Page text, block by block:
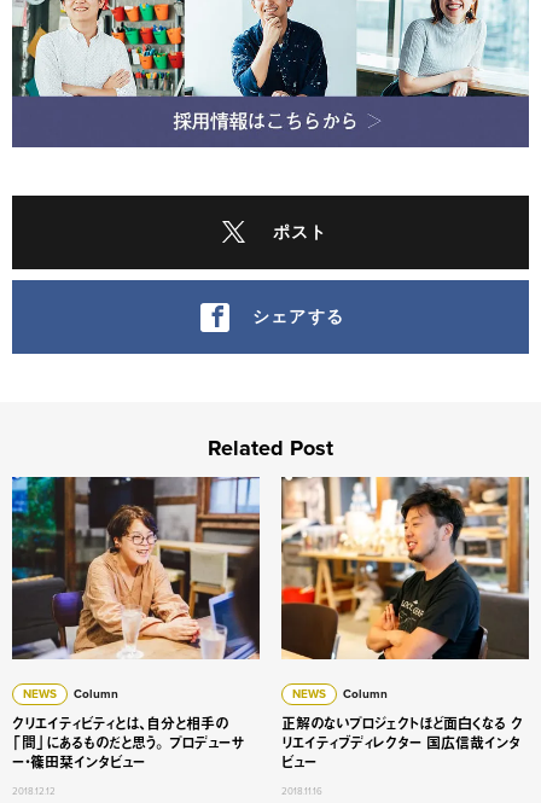
ポスト
シェアする
Related Post
NEWS Column
クリエイティビティとは、自分と相手の
「間」にあるものだと思う。 プロデューサ
ー・篠田栞インタビュー
2018.12.12
クリエイティビティとは、自分と相手の「間」にあるもの
NEWS Column
正解のないプロジェクトほど面白くなる ク
リエイティブディレクター 国広信哉インタ
ビュー
2018.11.16
正解のないプロジェクトほ